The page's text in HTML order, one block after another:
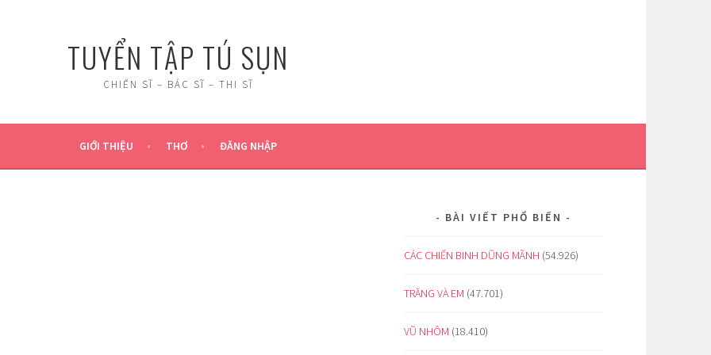
TUYỂN TẬP TÚ SỤN
CHIẾN SĨ – BÁC SĨ – THI SĨ
GIỚI THIỆU THƠ ĐĂNG NHẬP
BÀI VIẾT PHỔ BIẾN
CÁC CHIẾN BINH DŨNG MÃNH (54.926)
TRĂNG VÀ EM (47.701)
VŨ NHÔM (18.410)